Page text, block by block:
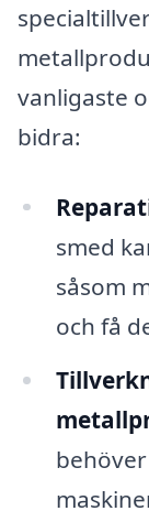
vanligaste
bidra:
smed
såsom
och få